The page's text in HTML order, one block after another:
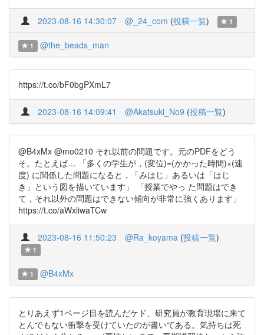
2023-08-16 14:30:07 @_24_com (投稿一覧) 1
1 @the_beads_man
https://t.co/bF0bgPXmL7
2023-08-16 14:09:41 @Akatsuki_No9 (投稿一覧)
@B4xMx @mo0210 それ以前の問題です。元のPDFをどう
そ。たとえば… 「多くの学生が，(変位)=(かかった時間)×(速
度) に関係した問題になると，「みはじ」あるいは「はじ
き」という図を描いています」 「授業でやっ た問題はでき
て，それ以外の問題はできない傾向が非常に強くあります」
https://t.co/aWxliwaTCw
2023-08-16 11:50:23 @Ra_koyama (投稿一覧)
1
1 @B4xMx
とりあえず1ページ目を読んだケド、研究員が教育現場に来て
とんでもない衝撃を受けていたのが書いてある。気持ちは死